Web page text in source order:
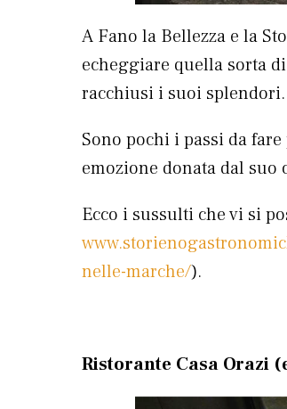
A Fano la Bellezza e la
echeggiare quella sorta
racchiusi i suoi splendori.
Sono pochi i passi da
emozione donata dal
Ecco i sussulti che vi si
nelle-marche/).
Ristorante Casa Orazi